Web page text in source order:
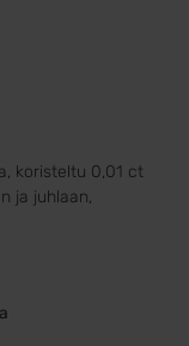
koristeltu 0,01 ct
ja juhlaan,